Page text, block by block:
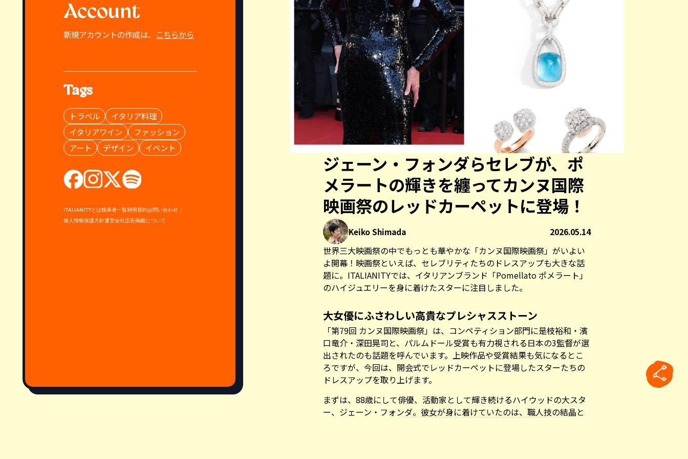
Account
新規アカウントの作成は、 こちらから
Tags
トラベル
イタリア料理
イタリアワイン
ファッション
アート
デザイン イベント
ITALIANITYとは執筆者一覧利用規約お問い合わせ
個人情報保護方針運営会社広告掲載について
ジェーン・フォンダらセレブが、ポ
メラートの輝きを纏ってカンヌ国際
映画祭のレッドカーペットに登場！
Keiko Shimada 2026.05.14
世界三大映画祭の中でもっとも華やかな「カンヌ国際映画祭」がいよい
よ開幕！映画祭といえば、セレブリティたちのドレスアップも大きな話
題に。ITALIANITYでは、イタリアンブランド「Pomellato ポメラート」
のハイジュエリーを身に着けたスターに注目しました。
大女優にふさわしい高貴なプレシャスストーン
「第79回 カンヌ国際映画祭」は、コンペティション部門に是枝裕和・濱
口竜介・深田晃司と、パルムドール受賞も有力視される日本の3監督が選
出されたのも話題を呼んでいます。上映作品や受賞結果も気になるとこ
ろですが、今回は、開会式でレッドカーペットに登場したスターたちの
ドレスアップを取り上げます。
まずは、88歳にして俳優、活動家として輝き続けるハイウッドの大スタ
ー、ジェーン・フォンダ。彼女が身に着けていたのは、職人技の結晶と